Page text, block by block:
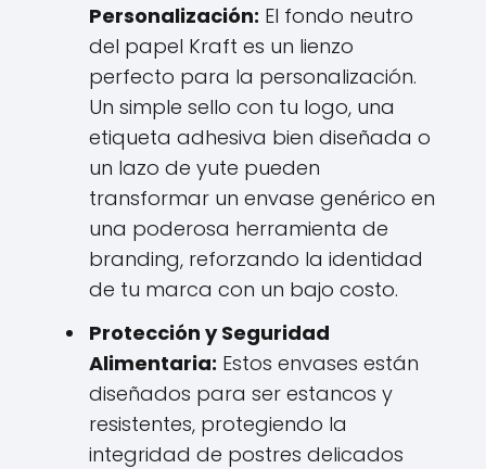
Personalización: El fondo neutro
del papel Kraft es un lienzo
perfecto para la personalización.
Un simple sello con tu logo, una
etiqueta adhesiva bien diseñada o
un lazo de yute pueden
transformar un envase genérico en
una poderosa herramienta de
branding, reforzando la identidad
de tu marca con un bajo costo.
Protección y Seguridad
Alimentaria: Estos envases están
diseñados para ser estancos y
resistentes, protegiendo la
integridad de postres delicados